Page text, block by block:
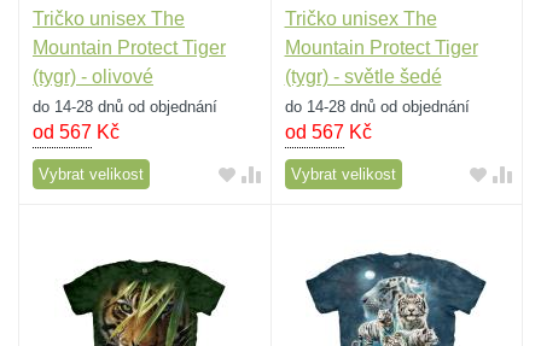
Tričko unisex The
Mountain Protect Tiger
(tygr) - olivové
do 14-28 dnů od objednání
od 567 Kč
Vybrat velikost
Tričko unisex The
Mountain Protect Tiger
(tygr) - světle šedé
do 14-28 dnů od objednání
od 567Kč
Vybrat velikost